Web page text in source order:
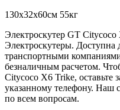
130x32x60cм 55кг
Электроскутер GT Citycoco
Электроскутеры. Доступна
транспортными
безналичным расчетом.
Citycoco X6 Trike, оставьте
указанному телефону. Наш
по всем вопросам.